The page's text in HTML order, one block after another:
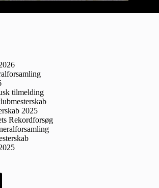
tilmelding
2025
Rekordforsøg